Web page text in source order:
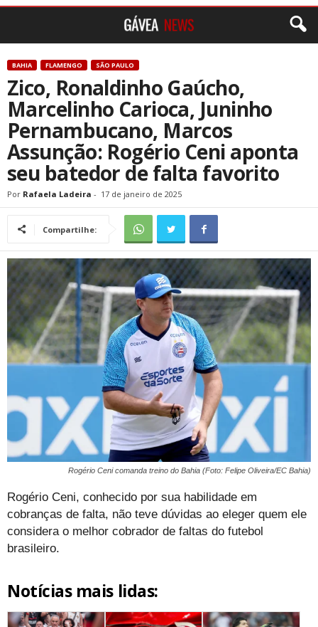
BAHIA FLAMENGO SÃO PAULO
Zico, Ronaldinho Gaúcho,
Marcelinho Carioca, Juninho
Pernambucano, Marcos
Assunção: Rogério Ceni aponta
seu batedor de falta favorito
Por Rafaela Ladeira - 17 de janeiro de 2025
Compartilhe:
Rogério Ceni comanda treino do Bahia (Foto: Felipe Oliveira/EC Bahia)
Rogério Ceni, conhecido por sua habilidade em
cobranças de falta, não teve dúvidas ao eleger quem ele
considera o melhor cobrador de faltas do futebol
brasileiro.
Notícias mais lidas: